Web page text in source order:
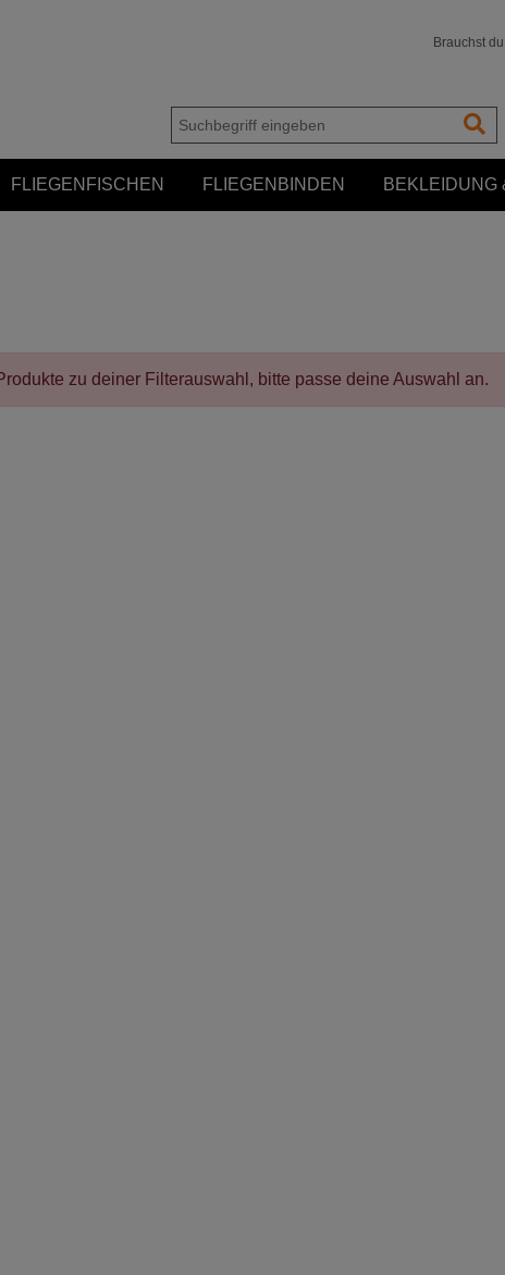
Brauchst
FLIEGENFISCHEN FLIEGENBINDEN BEKLEIDUNG
zu deiner Filterauswahl, bitte passe deine Auswahl an.